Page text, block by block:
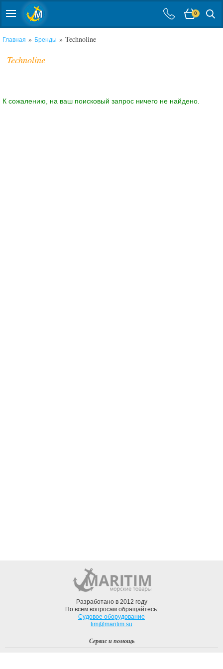
0
Главная » Бренды » Technoline
Technoline
К сожалению, на ваш поисковый запрос ничего не найдено.
Разработано в 2012 году
По всем вопросам обращайтесь:
Судовое оборудование
tim@maritim.su
Сервис и помощь